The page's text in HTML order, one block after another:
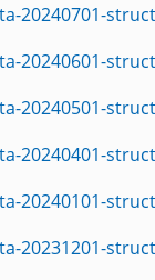
20240701-
20240601-
20240501-
20240401-
20240101-
20231201-